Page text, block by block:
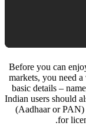
Before you can
markets, you need
basic details –
Indian users should
(Aadhaar or PAN)
for